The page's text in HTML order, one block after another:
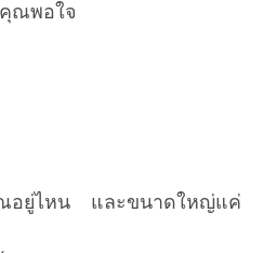
ณพอใจ
อยู่ไหน และขนาดใหญ่แค่